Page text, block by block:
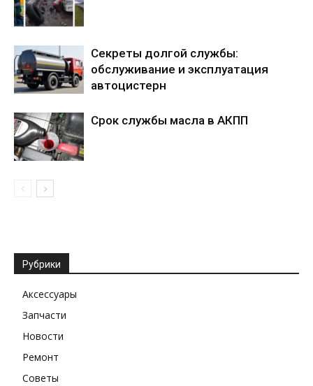
Секреты долгой службы:
обслуживание и эксплуатация
автоцистерн
Срок службы масла в АКПП
Рубрики
Аксессуары
Запчасти
Новости
Ремонт
Советы